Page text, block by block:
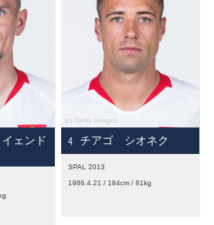
ェンド
4 チアゴ シオネク
SPAL 2013
1986.4.21 / 184cm / 81kg